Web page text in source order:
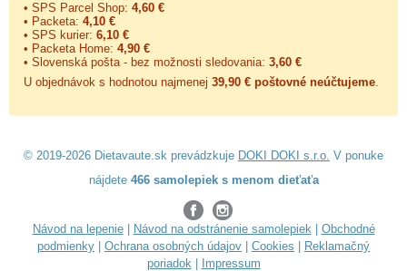
• SPS Parcel Shop: 4,60 €
• Packeta: 4,10 €
• SPS kurier: 6,10 €
• Packeta Home: 4,90 €
• Slovenská pošta - bez možnosti sledovania: 3,60 €
U objednávok s hodnotou najmenej 39,90 € poštovné neúčtujeme.
© 2019-2026 Dietavaute.sk prevádzkuje DOKI DOKI s.r.o. V ponuke
nájdete 466 samolepiek s menom dieťaťa
Návod na lepenie| Návod na odstránenie samolepiek| Obchodné
podmienky
Ochrana osobných údajov Cookies
Reklamačný
poriadok|
Impressum